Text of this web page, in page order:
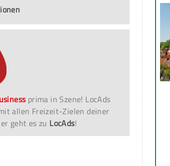
prima in Szene! LocAds
allen Freizeit-Zielen deiner
geht es zu LocAds!